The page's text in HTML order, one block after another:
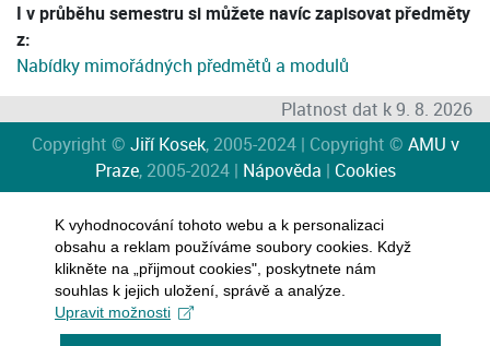
I v průběhu semestru si můžete navíc zapisovat předměty
z:
Nabídky mimořádných předmětů a modulů
Platnost dat k 9. 8. 2026
Copyright © Jiří Kosek, 2005-2024 | Copyright © AMU v
Praze, 2005-2024 | Nápověda | Cookies
K vyhodnocování tohoto webu a k personalizaci
obsahu a reklam používáme soubory cookies. Když
klikněte na „přijmout cookies", poskytnete nám
souhlas k jejich uložení, správě a analýze.
Upravit možnosti